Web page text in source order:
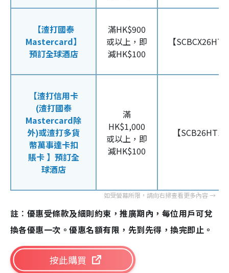
【渣打國泰
Mastercard】
預訂全球酒店
滿HK$900
或以上，即
減HK$100
【
【渣打信用卡
(渣打國泰
Mastercard除
外)或渣打多貨
幣萬事達卡扣
賬卡 】預訂全
球酒店
滿
HK$1,000
或以上，即
減HK$100
【
註︰優惠受條款及細則約束，推廣期內，每位用戶可兌
換各優惠一次。優惠名額有限，先到先得，換完即止。
按此購買